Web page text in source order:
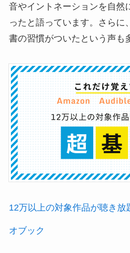
音やイントネーションを自然
ったと語っています。さらに
書の習慣がついたという声も
12万以上の対象作品が聴き放
オブック